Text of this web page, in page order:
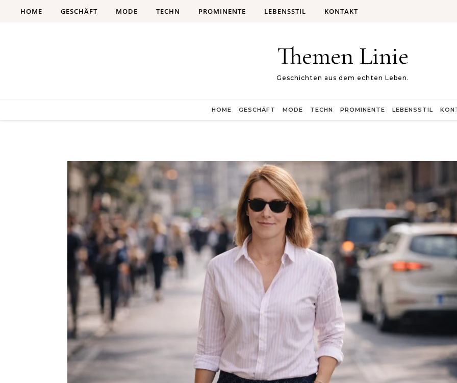
HOME GESCHÄFT MODE TECHN PROMINENTE LEBENSSTIL KONTAKT
Themen Linie
Geschichten aus dem echten Leben.
HOME GESCHÄFT MODE TECHN PROMINENTE LEBENSSTIL